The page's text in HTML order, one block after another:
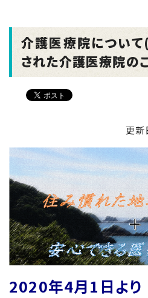
介護医療院につい
された介護医療院の
更新
2020年4月1日より